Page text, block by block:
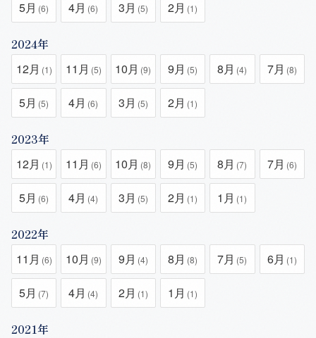
5月 (6) 4月 (6) 3月 (5) 2月 (1)
2024年
12月 (1) 11月 (5) 10月 (9) 9月 (5) 8月 (4) 7月 (8)
5月 (5) 4月 (6) 3月 (5) 2月 (1)
2023年
12月 (1) 11月 (6) 10月 (8) 9月 (5) 8月 (7) 7月 (6)
5月 (6) 4月 (4) 3月 (5) 2月 (1) 1月 (1)
2022年
11月 (6) 10月 (9) 9月 (4) 8月 (8) 7月 (5) 6月 (1)
5月 (7) 4月 (4) 2月 (1) 1月 (1)
2021年